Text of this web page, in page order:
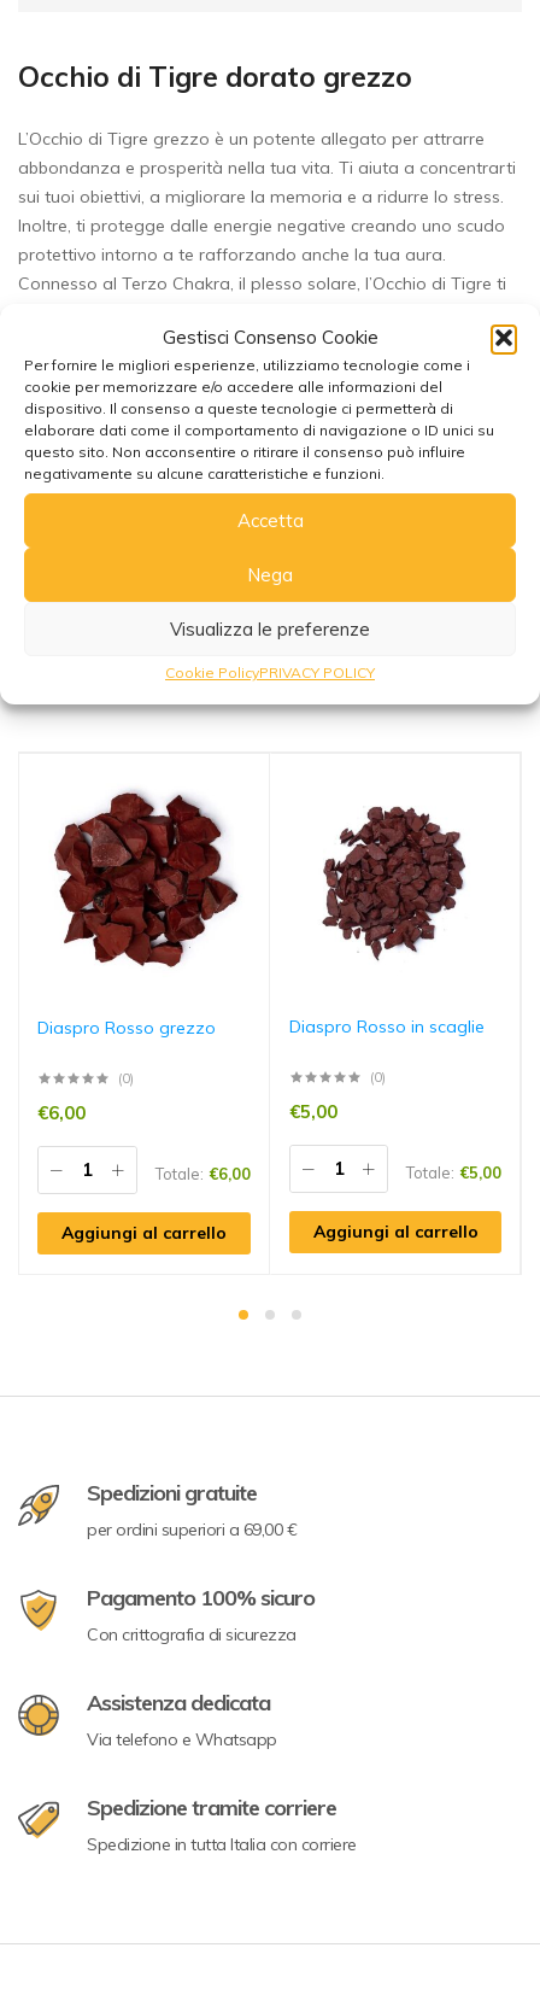
Gestisci Consenso Cookie
Per fornire le migliori esperienze, utilizziamo tecnologie come i
cookie per memorizzare e/o accedere alle informazioni del
dispositivo. Il consenso a queste tecnologie ci permetterà di
elaborare dati come il comportamento di navigazione o ID unici su
questo sito. Non acconsentire o ritirare il consenso può influire
negativamente su alcune caratteristiche e funzioni.
Accetta
Nega
Visualizza le preferenze
Cookie PolicyPRIVACY POLICY
Occhio di Tigre dorato grezzo
L’Occhio di Tigre grezzo è un potente allegato per attrarre
abbondanza e prosperità nella tua vita. Ti aiuta a concentrarti
sui tuoi obiettivi, a migliorare la memoria e a ridurre lo stress.
Inoltre, ti protegge dalle energie negative creando uno scudo
protettivo intorno a te rafforzando anche la tua aura.
Connesso al Terzo Chakra, il plesso solare, l’Occhio di Tigre ti
Le proprietà attribuite alle pietre minerali sul nostro sito non
sono scientificamente provate, ma si basano su esperienze
personali, di esperti e tradizioni. Qualsiasi proprietà curativa
descritta non intende in alcuni modo sostituire la diagnosi di un
medico o di un terapista qualificato.
Potrebbe interessarti anche
Diaspro Rosso grezzo
(0)
€6,00
Totale: €6,00
Aggiungi al carrello
Diaspro Rosso in scaglie
(0)
€5,00
Totale: €5,00
Aggiungi al carrello
Spedizioni gratuite
per ordini superiori a 69,00 €
Pagamento 100% sicuro
Con crittografia di sicurezza
Assistenza dedicata
Via telefono e Whatsapp
Spedizione tramite corriere
Spedizione in tutta Italia con corriere